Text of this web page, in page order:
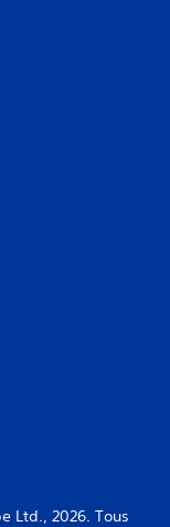
Ltd., 2026. Tous